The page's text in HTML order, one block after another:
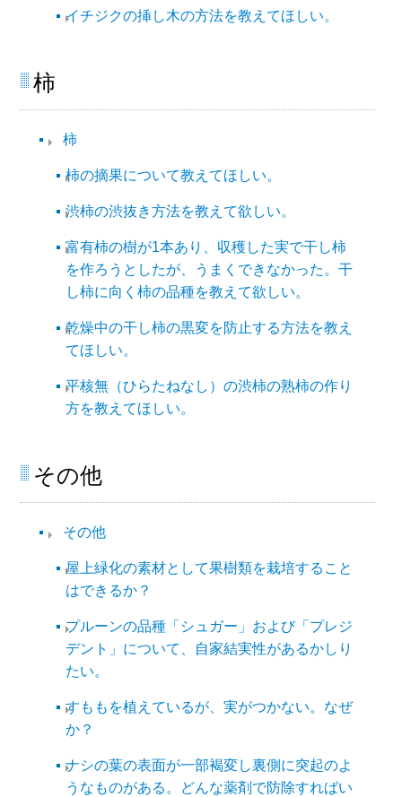
イチジクの挿し木の方法を教えてほしい。
柿​
柿​
柿の摘果について教えてほしい。
渋柿の渋抜き方法を教えて欲しい。
富有柿の樹が1本あり、収穫した実で干し柿
を作ろうとしたが、うまくできなかった。干
し柿に向く柿の品種を教えて欲しい。
乾燥中の干し柿の黒変を防止する方法を教え
てほしい。
平核無（ひらたねなし）の渋柿の熟柿の作り
方を教えてほしい。
その他
その他​
屋上緑化の素材として果樹類を栽培すること
はできるか？
プルーンの品種「シュガー」および「プレジ
デント」について、自家結実性があるかしり
たい。
すももを植えているが、実がつかない。なぜ
か？
ナシの葉の表面が一部褐変し裏側に突起のよ
うなものがある。どんな薬剤で防除すればい